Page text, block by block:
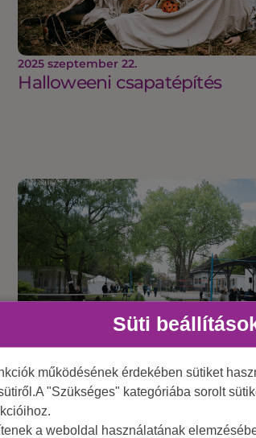
2025 szeptember 22.
Halloweeni csapatépítés
2025 június 24.
Egy nap kikapcsolódás a
Duna-parton
Süti
működésének érdekében sütiket
"Szükséges" kategóriába sorolt
a weboldal használatának